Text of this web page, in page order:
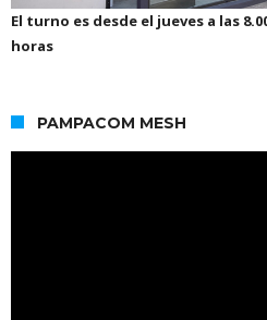
El turno es desde el jueves a las
horas
PAMPACOM MESH